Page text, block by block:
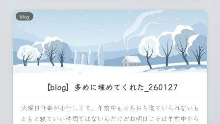
blog
【blog】多めに埋めてくれた_260127
火曜日仕事が小忙しくて、午前中もおちおち寝ていられないも
ともと寝ていい時間ではないんだけどね明日こそは午前中から